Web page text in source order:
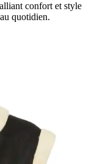
confort et style
quotidien.